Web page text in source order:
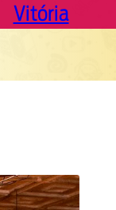
Vitória